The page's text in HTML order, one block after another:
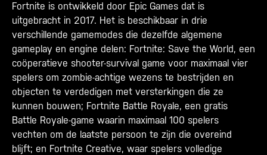
Fortnite is ontwikkeld door Epic Games dat is
uitgebracht in 2017. Het is beschikbaar in drie
verschillende gamemodes die dezelfde algemene
gameplay en engine delen: Fortnite: Save the World, een
coöperatieve shooter-survival game voor maximaal vier
spelers om zombie-achtige wezens te bestrijden en
objecten te verdedigen met versterkingen die ze
kunnen bouwen; Fortnite Battle Royale, een gratis
Battle Royale-game waarin maximaal 100 spelers
vechten om de laatste persoon te zijn die overeind
blijft; en Fortnite Creative, waar spelers volledige